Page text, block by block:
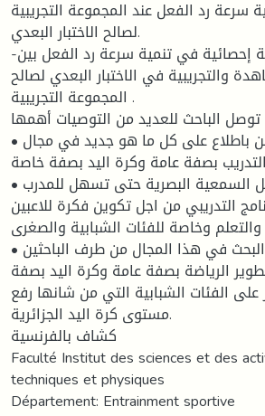
سرعة رد الفعل عند المجموعة التجريبية
لصالح الاختبار البعدي.
-توجد فروق ذات دلالة إحصائية في تنمية سرعة رد الفعل بين
والتجريبية في الاختبار البعدي لصالح
المجموعة التجريبية .
توصل الباحث للعديد من التوصيات أهمها :
• التأكيد على المدربين باطلاع على كل ما هو جديد في مجال
التدريب بصفة عامة وكرة اليد بصفة خاصة.
• إدخال بعض الوسائل السمعية البصرية حتى تسهل للمدرب
التدريبي من اجل تكوين فكرة للاعبين
وخاصة للفئات الشبابية والصغرى.
• ضرورة العمل والبحث في هذا المجال من طرف الباحثين
الرياضة بصفة عامة وكرة اليد بصفة
على الفئات الشبابية التي من شانها رفع
مستوى كرة اليد الجزائرية.
كشاف بالفرنسية
Faculté Institut des sciences et des
techniques et physiques
Département: Entrainment sportive